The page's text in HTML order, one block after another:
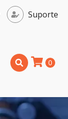
Suporte